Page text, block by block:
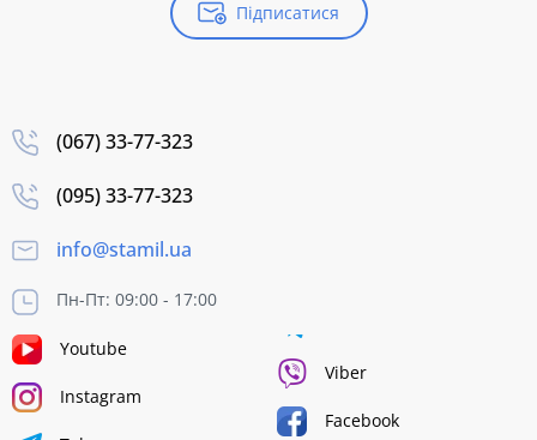
Підписатися
(067) 33-77-323
(095) 33-77-323
info@stamil.ua
Пн-Пт: 09:00 - 17:00
Youtube
Instagram
Viber
Facebook